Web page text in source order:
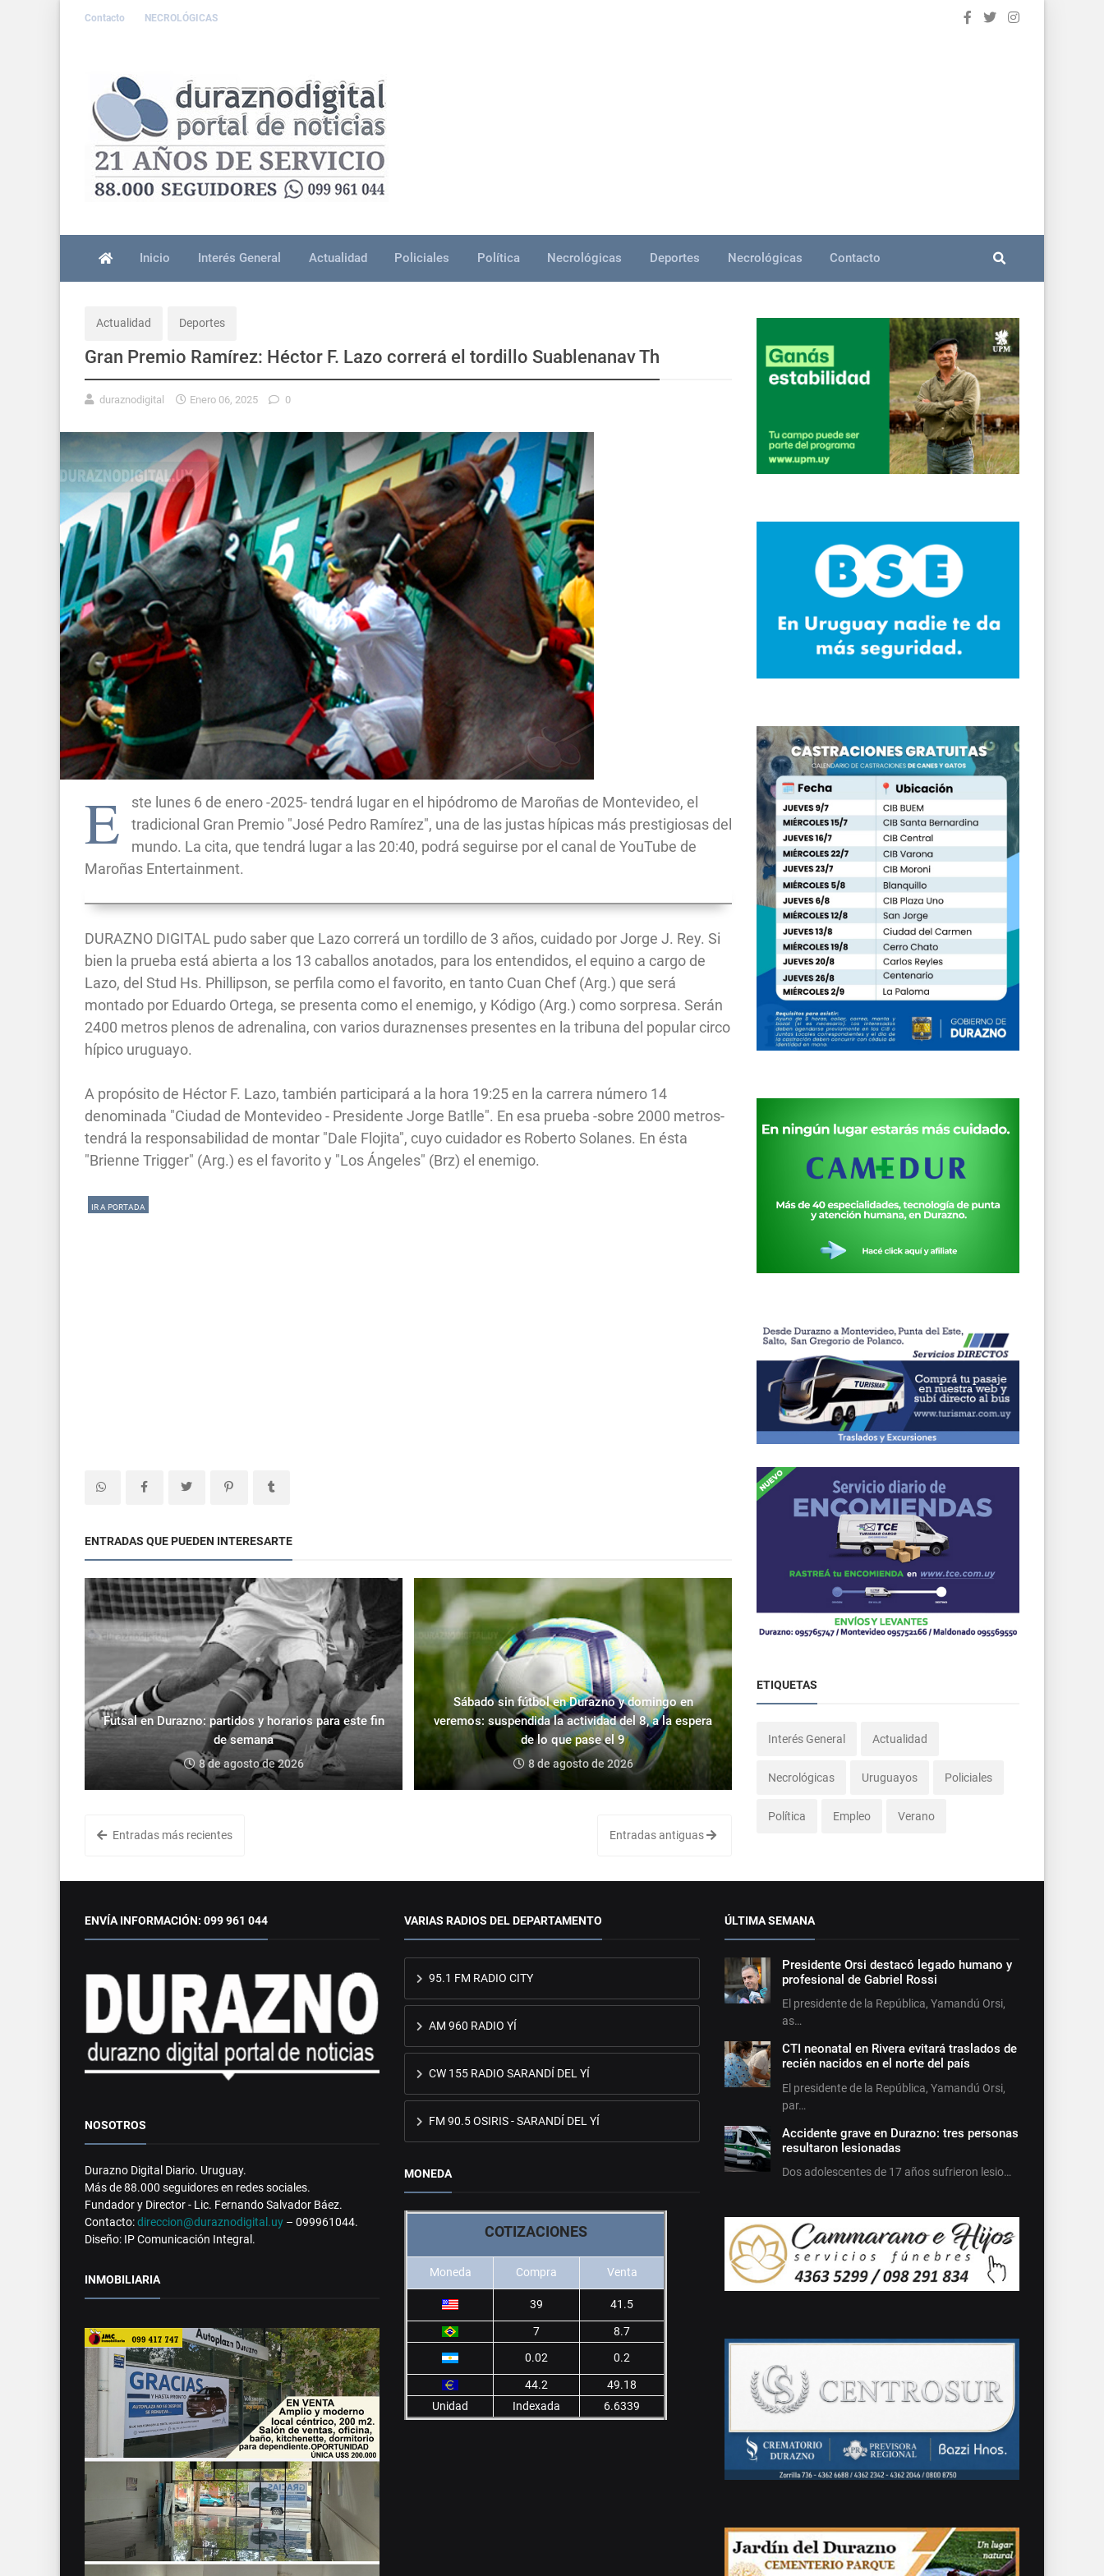
Contacto NECROLÓGICAS
Inicio Interés General Actualidad Policiales Política Necrológicas Deportes Necrológicas Contacto
Actualidad Deportes
Gran Premio Ramírez: Héctor F. Lazo correrá el tordillo Suablenanav Th
duraznodigital Enero 06, 2025 0
E
ste lunes 6 de enero -2025- tendrá lugar en el hipódromo de Maroñas de Montevideo, el
tradicional Gran Premio "José Pedro Ramírez", una de las justas hípicas más prestigiosas del
mundo. La cita, que tendrá lugar a las 20:40, podrá seguirse por el canal de YouTube de
Maroñas Entertainment.
DURAZNO DIGITAL pudo saber que Lazo correrá un tordillo de 3 años, cuidado por Jorge J. Rey. Si
bien la prueba está abierta a los 13 caballos anotados, para los entendidos, el equino a cargo de
Lazo, del Stud Hs. Phillipson, se perfila como el favorito, en tanto Cuan Chef (Arg.) que será
montado por Eduardo Ortega, se presenta como el enemigo, y Kódigo (Arg.) como sorpresa. Serán
2400 metros plenos de adrenalina, con varios duraznenses presentes en la tribuna del popular circo
hípico uruguayo.
A propósito de Héctor F. Lazo, también participará a la hora 19:25 en la carrera número 14
denominada "Ciudad de Montevideo - Presidente Jorge Batlle". En esa prueba -sobre 2000 metros-
tendrá la responsabilidad de montar "Dale Flojita", cuyo cuidador es Roberto Solanes. En ésta
"Brienne Trigger" (Arg.) es el favorito y "Los Ángeles" (Brz) el enemigo.
IR A PORTADA
ENTRADAS QUE PUEDEN INTERESARTE
Futsal en Durazno: partidos y horarios para este fin
de semana
8 de agosto de 2026
Sábado sin fútbol en Durazno y domingo en
veremos: suspendida la actividad del 8, a la espera
de lo que pase el 9
8 de agosto de 2026
Entradas más recientes Entradas antiguas
ETIQUETAS
Interés General Actualidad
Necrológicas Uruguayos Policiales
Política Empleo Verano
ENVÍA INFORMACIÓN: 099 961 044
NOSOTROS
Durazno Digital Diario. Uruguay.
Más de 88.000 seguidores en redes sociales.
Fundador y Director - Lic. Fernando Salvador Báez.
Contacto:direccion@duraznodigital.uy – 099961044.
Diseño: IP Comunicación Integral.
INMOBILIARIA
VARIAS RADIOS DEL DEPARTAMENTO
95.1 FM RADIO CITY
AM 960 RADIO YÍ
CW 155 RADIO SARANDÍ DEL YÍ
FM 90.5 OSIRIS - SARANDÍ DEL YÍ
MONEDA
COTIZACIONES
Moneda Compra Venta
39 41.5
7
8.7
0.02
0.2
44.2
49.18
Unidad
Indexada 6.6339
ÚLTIMA SEMANA
Presidente Orsi destacó legado humano y
profesional de Gabriel Rossi
El presidente de la República, Yamandú Orsi,
as…
CTI neonatal en Rivera evitará traslados de
recién nacidos en el norte del país
El presidente de la República, Yamandú Orsi,
par…
Accidente grave en Durazno: tres personas
resultaron lesionadas
Dos adolescentes de 17 años sufrieron lesio…